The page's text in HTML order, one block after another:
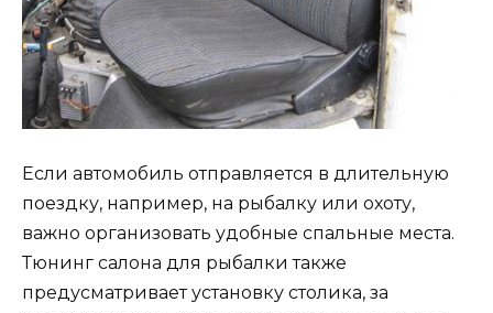
Если автомобиль отправляется в длительную
поездку, например, на рыбалку или охоту,
важно организовать удобные спальные места.
Тюнинг салона для рыбалки также
предусматривает установку столика, за